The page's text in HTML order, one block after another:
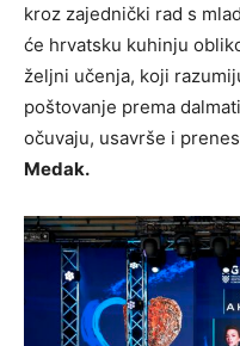
kroz zajednički rad s
će hrvatsku kuhinju
željni učenja, koji
poštovanje prema
očuvaju, usavrše i
Medak.